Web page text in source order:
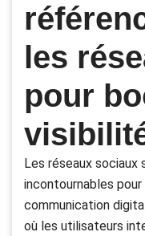
les
pour
Les réseaux sociaux
incontournables
communication
où les utilisateurs